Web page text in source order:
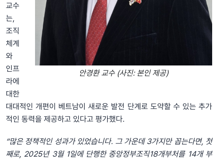
안경환 교수 (사진: 본인 제공)
교수
는,
조직
체계
와
인프
라에
대한
대대적인 개편이 베트남이 새로운 발전 단계로 도약할 수 있는 추가
적인 동력을 제공하고 있다고 평가했다.
“많은 정책적인 성과가 있었습니다. 그 가운데 3가지만 꼽는다면, 첫
째로, 2025년 3월 1일에 단행한 중앙정부조직18개부처를 14개 부